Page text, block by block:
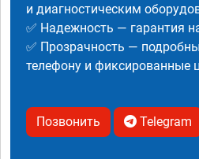
и диагностическим
✅ Надежность — гарантия
✅ Прозрачность —
телефону и фиксированные
Позвонить Telegram